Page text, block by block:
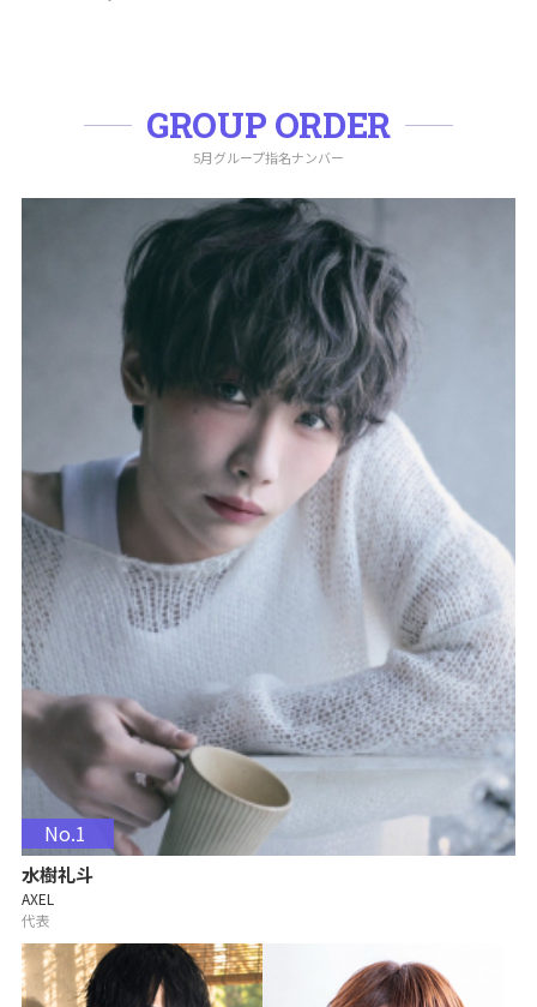
GROUP ORDER
5月グループ指名ナンバー
No.1
水樹礼斗
AXEL
代表